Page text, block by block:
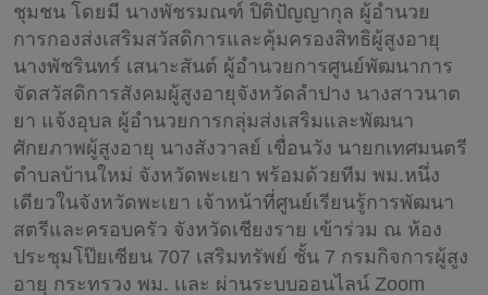
ชุมชน โดยมี นางพัชรมณฑ์ ปิติปัญญากุล ผู้อำนวย
การกองส่งเสริมสวัสดิการและคุ้มครองสิทธิผู้สูงอายุ
นางพัชรินทร์ เสนาะสันต์ ผู้อำนวยการศูนย์พัฒนาการ
จัดสวัสดิการสังคมผู้สูงอายุจังหวัดลำปาง นางสาวนาต
ยา แจ้งอุบล ผู้อำนวยการกลุ่มส่งเสริมและพัฒนา
ศักยภาพผู้สูงอายุ นางสังวาลย์ เขื่อนวัง นายกเทศมนตรี
ตำบลบ้านใหม่ จังหวัดพะเยา พร้อมด้วยทีม พม.หนึ่ง
เดียวในจังหวัดพะเยา เจ้าหน้าที่ศูนย์เรียนรู้การพัฒนา
สตรีและครอบครัว จังหวัดเชียงราย เข้าร่วม ณ ห้อง
ประชุมโป๊ยเซียน 707 เสริมทรัพย์ ชั้น 7 กรมกิจการผู้สูง
อายุ กระทรวง พม. เเละ ผ่านระบบออนไลน์ Zoom